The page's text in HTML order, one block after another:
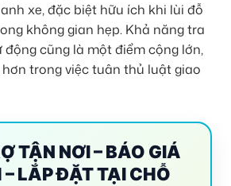
xe, đặc biệt hữu ích khi lùi đỗ
không gian hẹp. Khả năng tra
cũng là một điểm cộng lớn,
trong việc tuân thủ luật giao
TẬN NƠI – BÁO GIÁ
– LẮP ĐẶT TẠI CHỖ